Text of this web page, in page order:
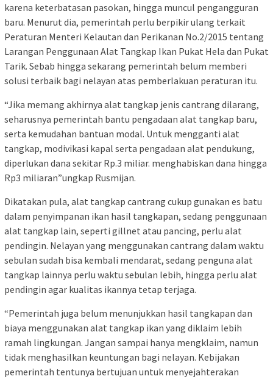
karena keterbatasan pasokan, hingga muncul pengangguran
baru. Menurut dia, pemerintah perlu berpikir ulang terkait
Peraturan Menteri Kelautan dan Perikanan No.2/2015 tentang
Larangan Penggunaan Alat Tangkap Ikan Pukat Hela dan Pukat
Tarik. Sebab hingga sekarang pemerintah belum memberi
solusi terbaik bagi nelayan atas pemberlakuan peraturan itu.
“Jika memang akhirnya alat tangkap jenis cantrang dilarang,
seharusnya pemerintah bantu pengadaan alat tangkap baru,
serta kemudahan bantuan modal. Untuk mengganti alat
tangkap, modivikasi kapal serta pengadaan alat pendukung,
diperlukan dana sekitar Rp.3 miliar. menghabiskan dana hingga
Rp3 miliaran”ungkap Rusmijan.
Dikatakan pula, alat tangkap cantrang cukup gunakan es batu
dalam penyimpanan ikan hasil tangkapan, sedang penggunaan
alat tangkap lain, seperti gillnet atau pancing, perlu alat
pendingin. Nelayan yang menggunakan cantrang dalam waktu
sebulan sudah bisa kembali mendarat, sedang penguna alat
tangkap lainnya perlu waktu sebulan lebih, hingga perlu alat
pendingin agar kualitas ikannya tetap terjaga.
“Pemerintah juga belum menunjukkan hasil tangkapan dan
biaya menggunakan alat tangkap ikan yang diklaim lebih
ramah lingkungan. Jangan sampai hanya mengklaim, namun
tidak menghasilkan keuntungan bagi nelayan. Kebijakan
pemerintah tentunya bertujuan untuk menyejahterakan